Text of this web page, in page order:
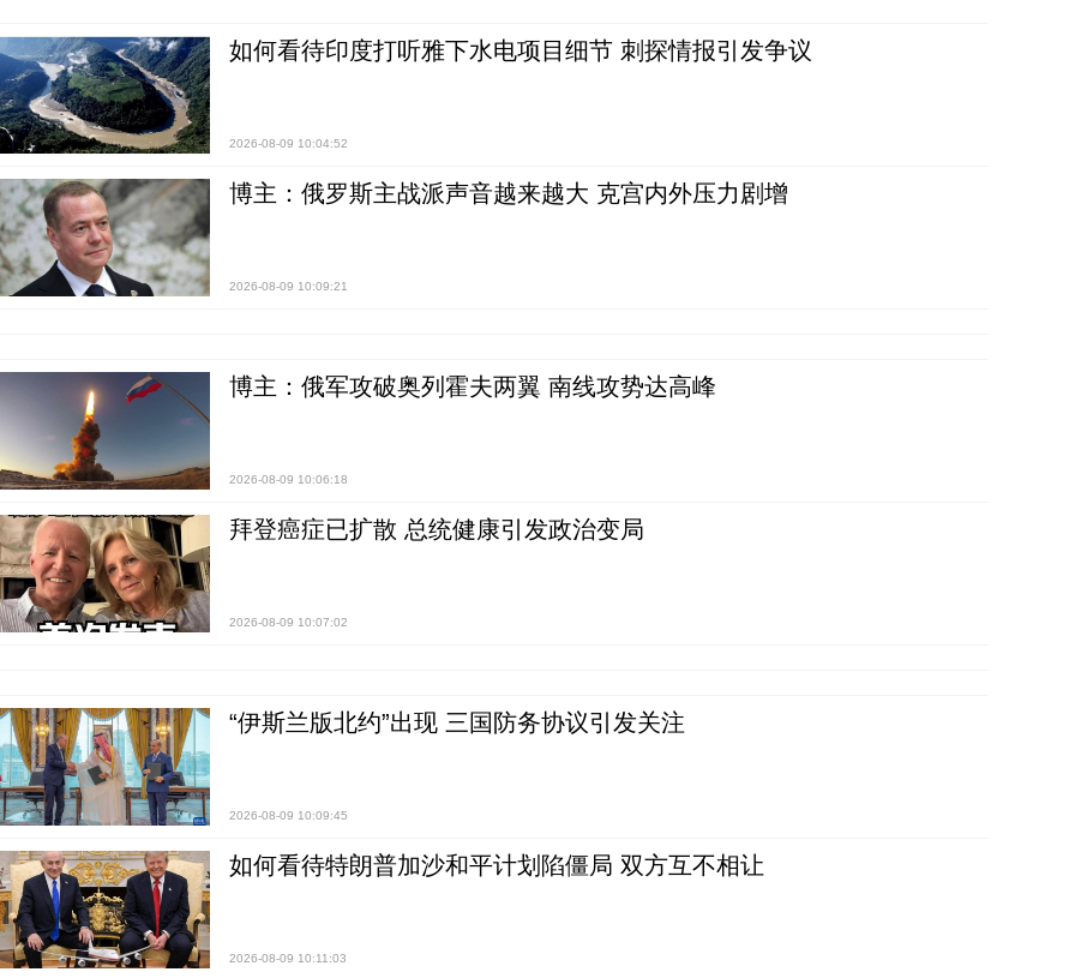
如何看待印度打听雅下水电项目细节 刺探情报引发争议
2026-08-09 10:04:52
博主：俄罗斯主战派声音越来越大 克宫内外压力剧增
2026-08-09 10:09:21
博主：俄军攻破奥列霍夫两翼 南线攻势达高峰
2026-08-09 10:06:18
拜登癌症已扩散 总统健康引发政治变局
2026-08-09 10:07:02
“伊斯兰版北约”出现 三国防务协议引发关注
2026-08-09 10:09:45
如何看待特朗普加沙和平计划陷僵局 双方互不相让
2026-08-09 10:11:03